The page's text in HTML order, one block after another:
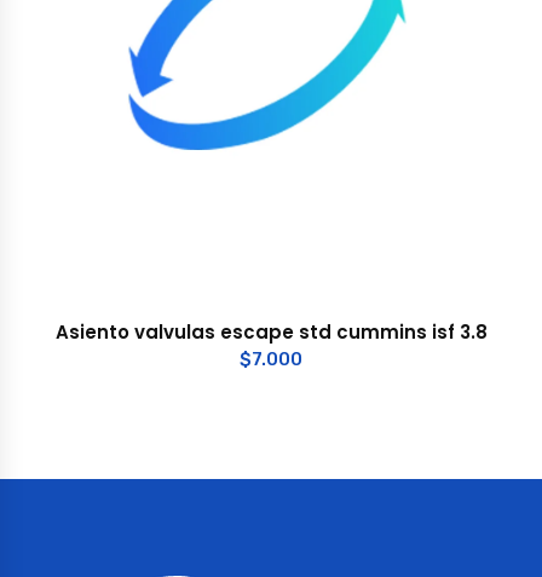
Asiento valvulas escape std cummins isf 3.8
$7.000